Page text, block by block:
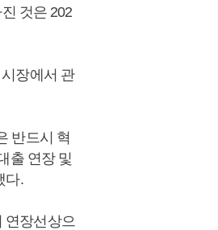
것은 202
장에서 관
반드시 혁
출 연장 및
다.
연장선상으